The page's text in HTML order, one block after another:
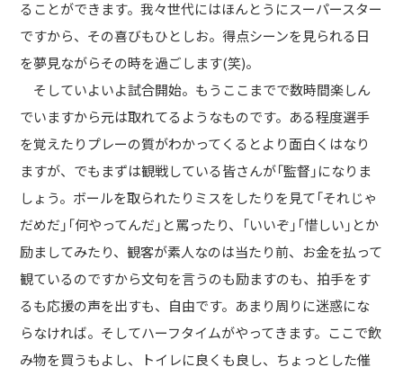
ることができます。我々世代にはほんとうにスーパースター
ですから、その喜びもひとしお。得点シーンを見られる日
を夢見ながらその時を過ごします(笑)。
そしていよいよ試合開始。もうここまでで数時間楽しん
でいますから元は取れてるようなものです。ある程度選手
を覚えたりプレーの質がわかってくるとより面白くはなり
ますが、でもまずは観戦している皆さんが「監督」になりま
しょう。ボールを取られたりミスをしたりを見て「それじゃ
だめだ」「何やってんだ」と罵ったり、「いいぞ」「惜しい」とか
励ましてみたり、観客が素人なのは当たり前、お金を払って
観ているのですから文句を言うのも励ますのも、拍手をす
るも応援の声を出すも、自由です。あまり周りに迷惑にな
らなければ。そしてハーフタイムがやってきます。ここで飲
み物を買うもよし、トイレに良くも良し、ちょっとした催